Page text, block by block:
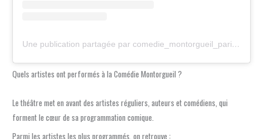
Une publication partagée par comedie_montorgueil_paris (@comedie_montorgueil_paris)
Quels artistes ont performés à la Comédie Montorgueil ?
Le théâtre met en avant des artistes réguliers, auteurs et comédiens, qui
forment le cœur de sa programmation comique.
Parmi les artistes les plus programmés, on retrouve :